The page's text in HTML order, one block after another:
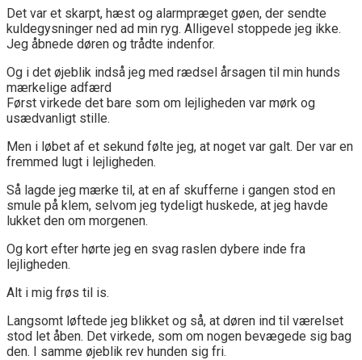
Det var et skarpt, hæst og alarmpræget gøen, der sendte
kuldegysninger ned ad min ryg. Alligevel stoppede jeg ikke.
Jeg åbnede døren og trådte indenfor.
Og i det øjeblik indså jeg med rædsel årsagen til min hunds
mærkelige adfærd
Først virkede det bare som om lejligheden var mørk og
usædvanligt stille.
Men i løbet af et sekund følte jeg, at noget var galt. Der var en
fremmed lugt i lejligheden.
Så lagde jeg mærke til, at en af skufferne i gangen stod en
smule på klem, selvom jeg tydeligt huskede, at jeg havde
lukket den om morgenen.
Og kort efter hørte jeg en svag raslen dybere inde fra
lejligheden.
Alt i mig frøs til is.
Langsomt løftede jeg blikket og så, at døren ind til værelset
stod let åben. Det virkede, som om nogen bevægede sig bag
den. I samme øjeblik rev hunden sig fri.